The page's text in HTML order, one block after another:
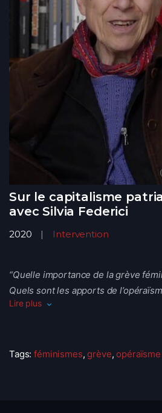
Sur le capitalisme
avec Silvia Federici
2020 Intervention
“Quelle importance de la grève
Quels sont les apports de
reproduction sociale ? Comment
Silvia Federici (née en 1942 à
universitaire, enseignante et
Lire plus
Tags:féminismes,grève,opéraïsme